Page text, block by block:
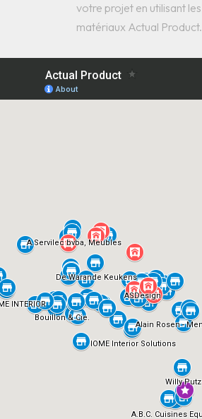
votre projet en utilisant les
matériaux Actual Product.